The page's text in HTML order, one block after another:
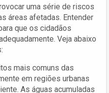
uma série de riscos
áreas afetadas. Entender
que os cidadãos
Veja abaixo
mais comuns das
em regiões urbanas
As águas acumuladas